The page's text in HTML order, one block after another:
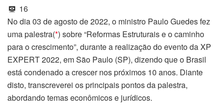
16
No dia 03 de agosto de 2022, o ministro Paulo Guedes fez
uma palestra(*) sobre “Reformas Estruturais e o caminho
para o crescimento”, durante a realização do evento da XP
EXPERT 2022, em São Paulo (SP), dizendo que o Brasil
está condenado a crescer nos próximos 10 anos. Diante
disto, transcreverei os principais pontos da palestra,
abordando temas econômicos e jurídicos.